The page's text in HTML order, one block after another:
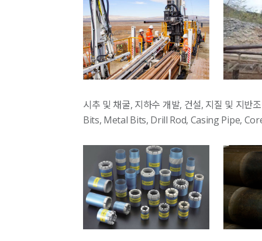
시추 및 채굴, 지하수 개발, 건설, 지질 및 지반
Bits, Metal Bits, Drill Rod, Casing Pipe,